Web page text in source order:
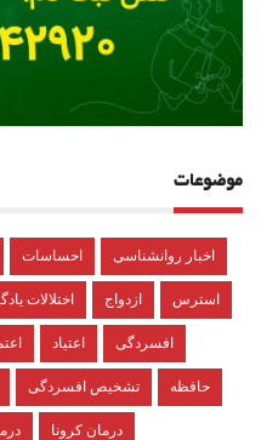
موضوعات
احساسات اخبار روانشناسی
اختلالات ازدواج استرس
اعتیاد افسردگی
تشخیص افسردگی حافظه
درمان کرونا